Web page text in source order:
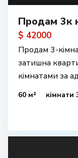
Продам 3к
$ 42000
Продам 3-
затишна
кімнатами за
60 м² кімнати